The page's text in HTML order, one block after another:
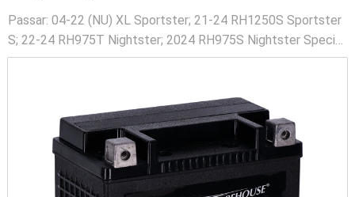
Passar: 04-22 (NU) XL Sportster; 21-24 RH1250S Sportster
S; 22-24 RH975T Nightster; 2024 RH975S Nightster Special;
08-12 (NU) XR1200; 14-20 (NU) XG500